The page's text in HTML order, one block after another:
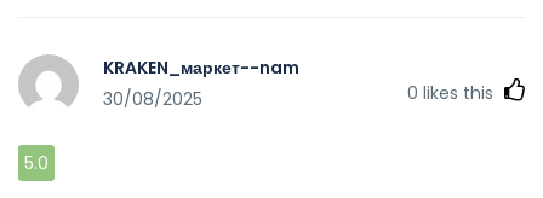
KRAKEN_маркет--nam
30/08/2025
0 likes this
5.0